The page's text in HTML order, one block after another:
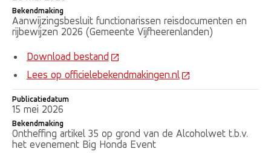
Bekendmaking
Aanwijzingsbesluit functionarissen reisdocumenten en
rijbewijzen 2026 (Gemeente Vijfheerenlanden)
Download bestand
Lees op officielebekendmakingen.nl
Publicatiedatum
15 mei 2026
Bekendmaking
Ontheffing artikel 35 op grond van de Alcoholwet t.b.v.
het evenement Big Honda Event